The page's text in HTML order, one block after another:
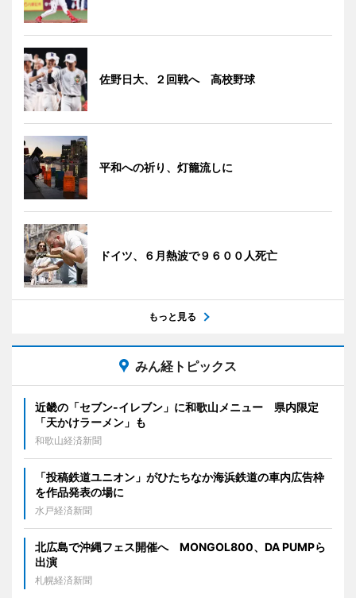
佐野日大、２回戦へ 高校野球
平和への祈り、灯籠流しに
ドイツ、６月熱波で９６００人死亡
もっと見る
みん経トピックス
近畿の「セブン-イレブン」に和歌山メニュー 県内限定
「天かけラーメン」も
和歌山経済新聞
「投稿鉄道ユニオン」がひたちなか海浜鉄道の車内広告枠
を作品発表の場に
水戸経済新聞
北広島で沖縄フェス開催へ MONGOL800、DA PUMPら
出演
札幌経済新聞